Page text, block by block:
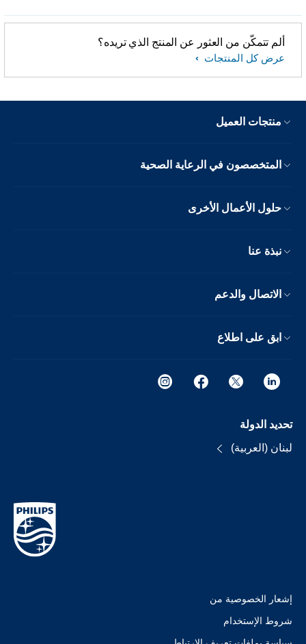
ألم تتمكّن من العثور عن المنتج الذي تريده؟
عرض كل المنتجات
منتجات العميل
المتخصصون في الرعاية الصحية
حلول الأعمال الأخرى
نبذة عنا
الاتصال والدعم
ابق على اطلاع
تحديد الدولة
لبنان (العربية)
إشعار الخصوصية من
شروط الإستخدام